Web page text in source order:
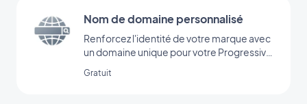
Nom de domaine personnalisé
Renforcez l'identité de votre marque avec
un domaine unique pour votre Progressive
Gratuit